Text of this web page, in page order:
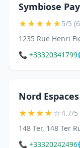
Symbiose
★★★★★5/5
1235 Rue Henri
📞 +33320341799
Nord
★★★★☆4.7/5
📞 +33320242496